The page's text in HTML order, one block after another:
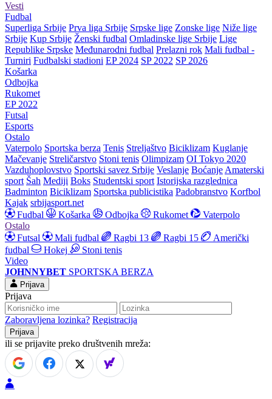
Vesti
Fudbal
Superliga Srbije Prva liga Srbije Srpske lige Zonske lige Niže lige
Srbije Kup Srbije Ženski fudbal Omladinske lige Srbije Lige
Republike Srpske Međunarodni fudbal Prelazni rok Mali fudbal -
Turniri Fudbalski stadioni EP 2024 SP 2022 SP 2026
Košarka
Odbojka
Rukomet
EP 2022
Futsal
Esports
Ostalo
Vaterpolo Sportska berza Tenis Streljaštvo Biciklizam Kuglanje
Mačevanje Streličarstvo Stoni tenis Olimpizam OI Tokyo 2020
Vazduhoplovstvo Sportski savez Srbije Veslanje Boćanje Amaterski
sport Šah Mediji Boks Studentski sport Istorijska razglednica
Badminton Biciklizam Sportska publicistika Padobranstvo Korfbol
Kajak srbijasport.net
Fudbal
Košarka Odbojka Rukomet
Vaterpolo
Ostalo
Futsal
Mali fudbal Ragbi 13 Ragbi 15
Američki
fudbal
Hokej
Stoni tenis
Video
JOHNNYBET SPORTSKA BERZA
Prijava
Prijava
Zaboravljena lozinka? Registracija
ili se prijavite preko društvenih mreža: